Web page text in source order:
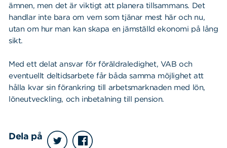
ämnen, men det är viktigt att planera tillsammans. Det
handlar inte bara om vem som tjänar mest här och nu,
utan om hur man kan skapa en jämställd ekonomi på lång
sikt.
Med ett delat ansvar för föräldraledighet, VAB och
eventuellt deltidsarbete får båda samma möjlighet att
hålla kvar sin förankring till arbetsmarknaden med lön,
löneutveckling, och inbetalning till pension.
Dela på